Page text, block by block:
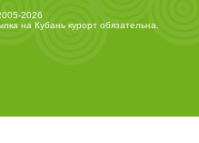
2026
на Кубань курорт обязательна.